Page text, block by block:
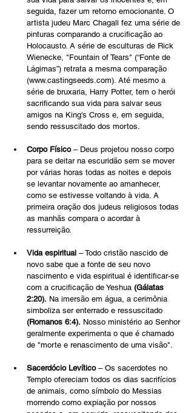
seguida, fazer um retorno emocionante. O
artista judeu Marc Chagall fez uma série de
pinturas comparando a crucificação ao
Holocausto. A série de esculturas de Rick
Wienecke, "Fountain of Tears" (“Fonte de
Lágimas”) retrata a mesma comparação
(www.castingseeds.com). Até mesmo a
série de bruxaria, Harry Potter, tem o herói
sacrificando sua vida para salvar seus
amigos na King's Cross e, em seguida,
sendo ressuscitado dos mortos.
Corpo Físico – Deus projetou nosso corpo
para se deitar na escuridão sem se mover
por várias horas todas as noites e depois
se levantar novamente ao amanhecer,
como se estivesse voltando à vida. A
primeira oração dos judeus religiosos todas
as manhãs compara o acordar à
ressurreição.
Vida espiritual – Todo cristão nascido de
novo sabe que a fonte de seu novo
nascimento e vida espiritual é identificar-se
com a crucificação de Yeshua (Gálatas
2:20). Na imersão em água, a cerimônia
simboliza ser enterrado e ressuscitado
(Romanos 6:4). Nosso ministério ao Senhor
geralmente experimenta o que é chamado
de "morte e renascimento de uma visão".
Sacerdócio Levítico – Os sacerdotes no
Templo ofereciam todos os dias sacrifícios
de animais, como símbolo do Messias
morrendo como expiação por nossos